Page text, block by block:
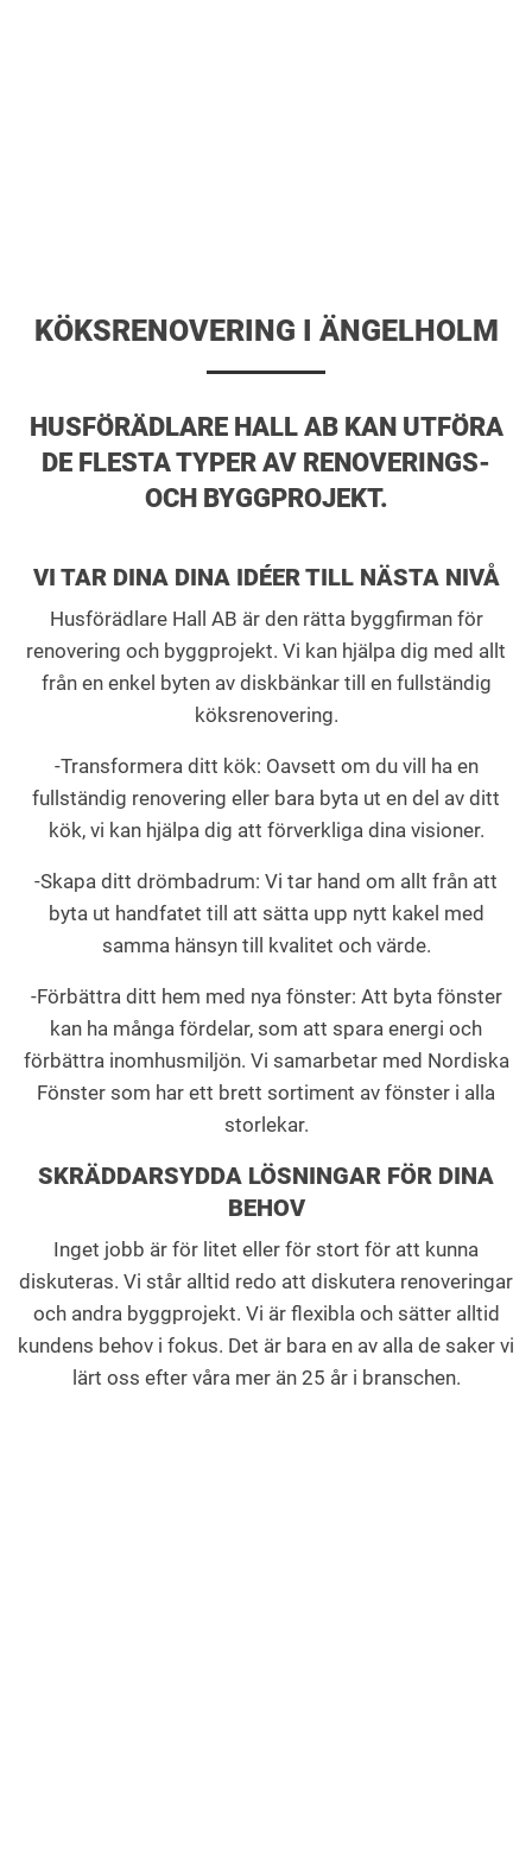
KÖKSRENOVERING I ÄNGELHOLM
HUSFÖRÄDLARE HALL AB KAN UTFÖRA
DE FLESTA TYPER AV RENOVERINGS-
OCH BYGGPROJEKT.
VI TAR DINA DINA IDÉER TILL NÄSTA NIVÅ
Husförädlare Hall AB är den rätta byggfirman för
renovering och byggprojekt. Vi kan hjälpa dig med allt
från en enkel byten av diskbänkar till en fullständig
köksrenovering.
-Transformera ditt kök: Oavsett om du vill ha en
fullständig renovering eller bara byta ut en del av ditt
kök, vi kan hjälpa dig att förverkliga dina visioner.
-Skapa ditt drömbadrum: Vi tar hand om allt från att
byta ut handfatet till att sätta upp nytt kakel med
samma hänsyn till kvalitet och värde.
-Förbättra ditt hem med nya fönster: Att byta fönster
kan ha många fördelar, som att spara energi och
förbättra inomhusmiljön. Vi samarbetar med Nordiska
Fönster som har ett brett sortiment av fönster i alla
storlekar.
SKRÄDDARSYDDA LÖSNINGAR FÖR DINA
BEHOV
Inget jobb är för litet eller för stort för att kunna
diskuteras. Vi står alltid redo att diskutera renoveringar
och andra byggprojekt. Vi är flexibla och sätter alltid
kundens behov i fokus. Det är bara en av alla de saker vi
lärt oss efter våra mer än 25 år i branschen.